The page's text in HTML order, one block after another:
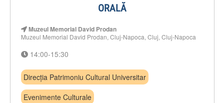
ORALĂ
Muzeul Memorial David Prodan
Muzeul Memorial David Prodan, Cluj-Napoca, Cluj, Cluj-Napoca
14:00-15:30
Direcția Patrimoniu Cultural Universitar
Evenimente Culturale